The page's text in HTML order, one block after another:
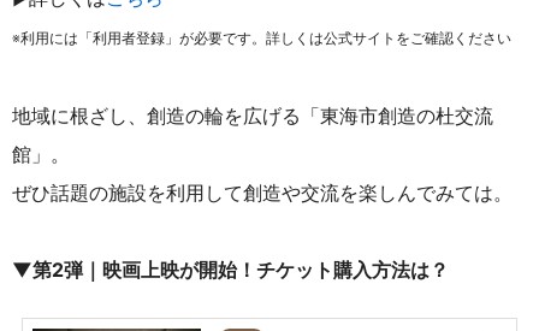
※利用には「利用者登録」が必要です。詳しくは公式サイトをご確認ください
地域に根ざし、創造の輪を広げる「東海市創造の杜交流
館」。
ぜひ話題の施設を利用して創造や交流を楽しんでみては。
▼第2弾｜映画上映が開始！チケット購入方法は？